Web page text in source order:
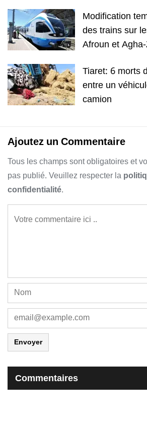
Modification
des trains sur
Afroun et
Tiaret: 6 morts
entre un
camion
Ajoutez un Commentaire
Tous les champs sont obligatoires et
pas publié. Veuillez respecter la
confidentialité.
Envoyer
Commentaires